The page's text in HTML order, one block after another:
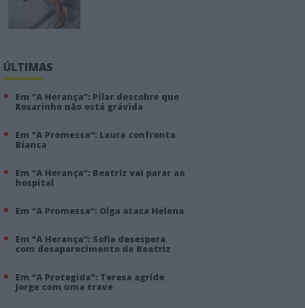
ÚLTIMAS
Em “A Herança”: Pilar descobre que
Rosarinho não está grávida
Em “A Promessa”: Laura confronta
Bianca
Em “A Herança”: Beatriz vai parar ao
hospital
Em “A Promessa”: Olga ataca Helena
Em “A Herança”: Sofia desespera
com desaparecimento de Beatriz
Em “A Protegida”: Teresa agride
Jorge com uma trave